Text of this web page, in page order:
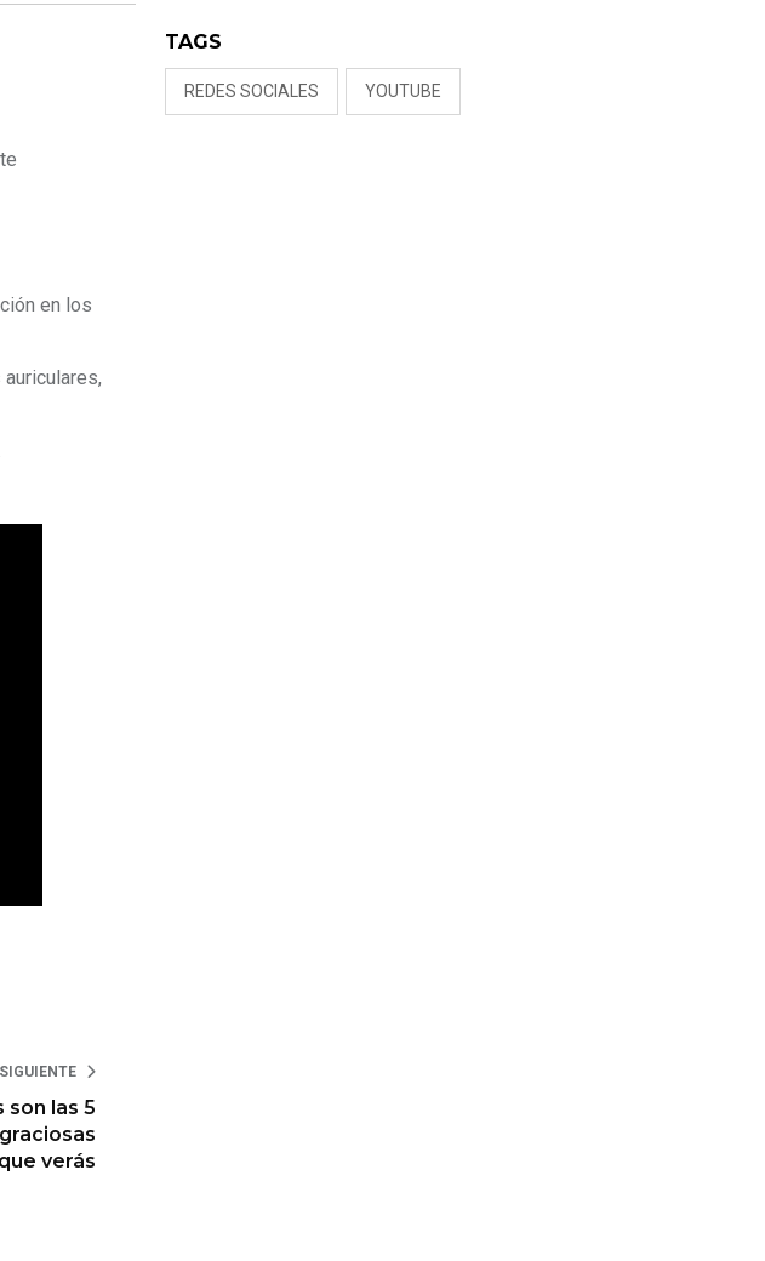
en los
SIGUIENTE
son las 5
que verás
TAGS
REDES SOCIALES YOUTUBE